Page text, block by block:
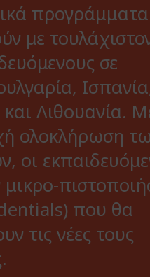
με
σε
και Λιθουανία.
ολοκλήρωση
οι
που θα
τις νέες τους